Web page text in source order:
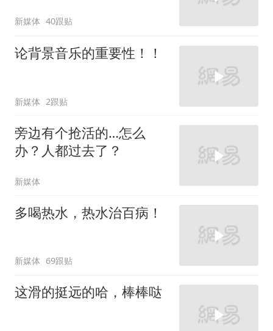
新媒体 40跟贴
论背景音乐的重要性！！
新媒体 2跟贴
旁边有个抢活的…怎么
办？人都过去了？
新媒体
多喝热水，热水治百病！
新媒体 69跟贴
这滑的挺远的哈，棒棒哒